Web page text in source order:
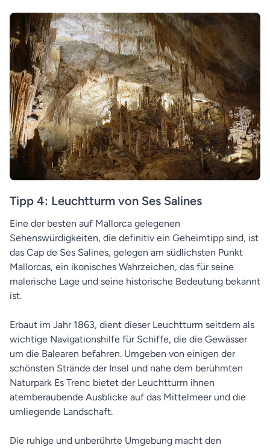
Tipp 4: Leuchtturm von Ses Salines
Eine der besten auf Mallorca gelegenen
Sehenswürdigkeiten, die definitiv ein Geheimtipp sind, ist
das Cap de Ses Salines, gelegen am südlichsten Punkt
Mallorcas, ein ikonisches Wahrzeichen, das für seine
malerische Lage und seine historische Bedeutung bekannt
ist.
Erbaut im Jahr 1863, dient dieser Leuchtturm seitdem als
wichtige Navigationshilfe für Schiffe, die die Gewässer
um die Balearen befahren. Umgeben von einigen der
schönsten Strände der Insel und nahe dem berühmten
Naturpark Es Trenc bietet der Leuchtturm ihnen
atemberaubende Ausblicke auf das Mittelmeer und die
umliegende Landschaft.
Die ruhige und unberührte Umgebung macht den